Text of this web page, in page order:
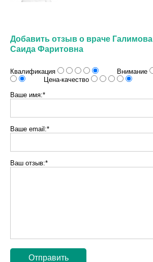
Добавить отзыв о враче Галимова
Саида Фаритовна
Квалификация
Внимание
Цена-качество
Ваше имя:*
Ваше email:*
Ваш отзыв:*